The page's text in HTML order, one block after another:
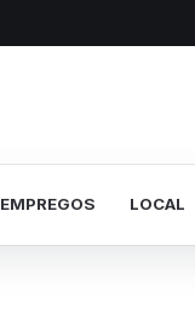
EMPREGOS LOCAL